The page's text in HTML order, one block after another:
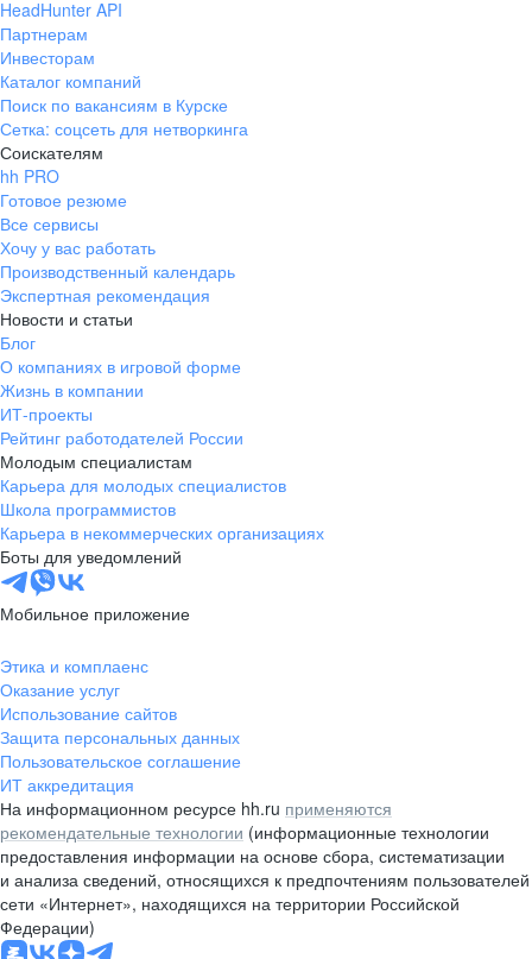
HeadHunter API
Партнерам
Инвесторам
Каталог компаний
Поиск по вакансиям в Курске
Сетка: соцсеть для нетворкинга
Соискателям
hh PRO
Готовое резюме
Все сервисы
Хочу у вас работать
Производственный календарь
Экспертная рекомендация
Новости и статьи
Блог
О компаниях в игровой форме
Жизнь в компании
ИТ-проекты
Рейтинг работодателей России
Молодым специалистам
Карьера для молодых специалистов
Школа программистов
Карьера в некоммерческих организациях
Боты для уведомлений
Мобильное приложение
Этика и комплаенс
Оказание услуг
Использование сайтов
Защита персональных данных
Пользовательское соглашение
ИТ аккредитация
На информационном ресурсе hh.ru применяются
рекомендательные технологии (информационные технологии
предоставления информации на основе сбора, систематизации
и анализа сведений, относящихся к предпочтениям пользователей
сети «Интернет», находящихся на территории Российской
Федерации)